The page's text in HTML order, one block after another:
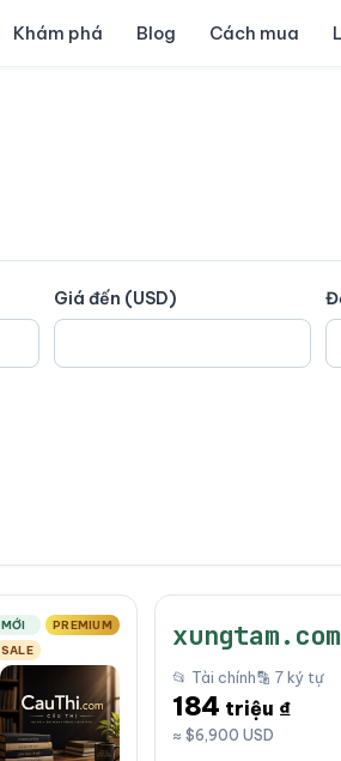
Khám phá Blog Cách mua
Giá đến (USD)
MỚI
PREMIUM
SALE
xungtam.com
📂 Tài chính🔡 7 ký tự
184 triệu ₫
≈ $6,900 USD